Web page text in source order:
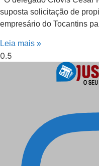
suposta solicitação de
empresário do Tocantins
Leia mais »